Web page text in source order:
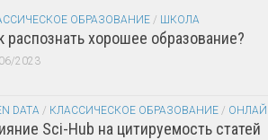
ОБРАЗОВАНИЕ / ШКОЛА
распознать хорошее образование?
2023
DATA / КЛАССИЧЕСКОЕ ОБРАЗОВАНИЕ /
Sci-Hub на цитируемость статей